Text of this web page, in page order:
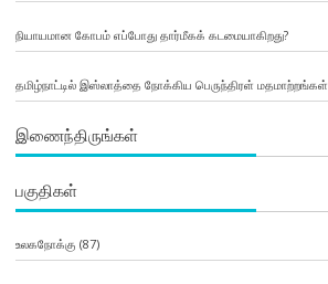
நியாயமான கோபம் எப்போது தார்மீகக் கடமையாகிறது?
தமிழ்நாட்டில் இஸ்லாத்தை நோக்கிய பெருந்திரள் மதமாற்றங்கள்
இணைந்திருங்கள்
பகுதிகள்
உலகநோக்கு (87)